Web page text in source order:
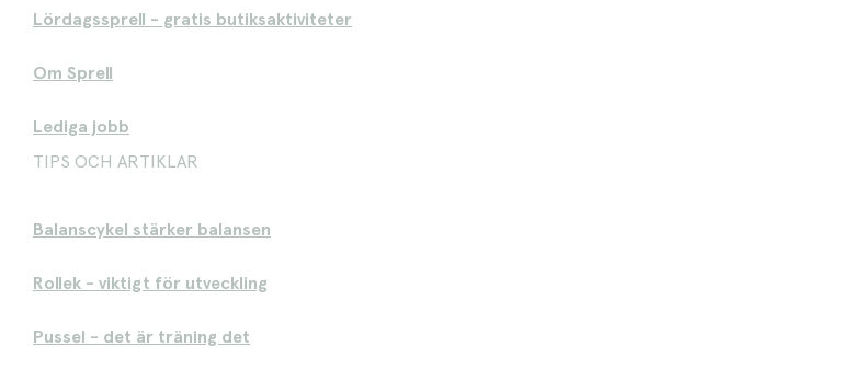
Lördagssprell - gratis butiksaktiviteter
Om Sprell
Lediga jobb
TIPS OCH ARTIKLAR
Balanscykel stärker balansen
Rollek - viktigt för utveckling
Pussel - det är träning det